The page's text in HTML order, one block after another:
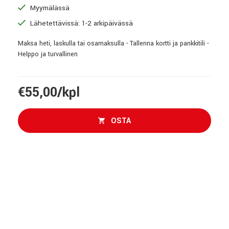
Myymälässä
Lähetettävissä: 1-2 arkipäivässä
Maksa heti, laskulla tai osamaksulla - Tallenna kortti ja pankkitili -
Helppo ja turvallinen
€55,00/kpl
OSTA